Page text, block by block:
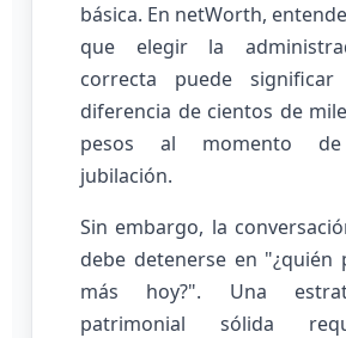
básica. En netWorth,
que elegir la
correcta puede significar
diferencia de cientos de
pesos al momento
jubilación.
Sin embargo, la
debe detenerse en "¿quién
más hoy?". Una
patrimonial sólida